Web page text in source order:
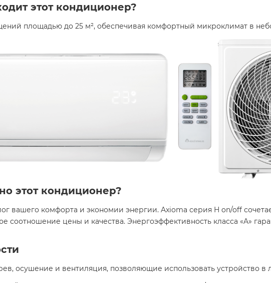
этот кондиционер?
площадью до 25 м², обеспечивая комфортный микроклимат в
этот кондиционер?
вашего комфорта и экономии энергии. Axioma серия H on/off
соотношение цены и качества. Энергоэффективность класса «A»
осушение и вентиляция, позволяющие использовать устройство в